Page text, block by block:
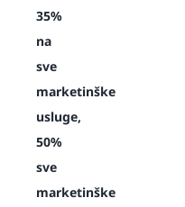
35%
na
sve
marketinške
usluge,
50%
sve
marketinške